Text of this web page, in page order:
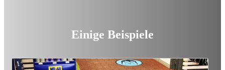
Einige Beispiele